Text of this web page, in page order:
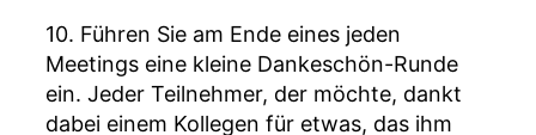
10. Führen Sie am Ende eines jeden
Meetings eine kleine Dankeschön-Runde
ein. Jeder Teilnehmer, der möchte, dankt
dabei einem Kollegen für etwas, das ihm